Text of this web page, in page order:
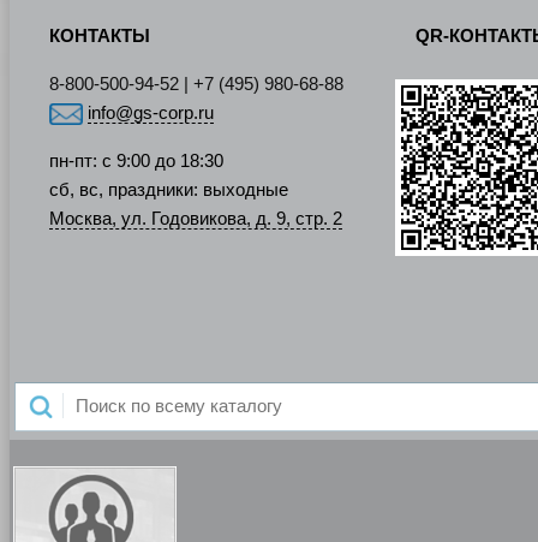
КОНТАКТЫ
8-800-500-94-52 | +7 (495) 980-68-88
info@gs-corp.ru
пн-пт: с 9:00 до 18:30
сб, вс, праздники: выходные
Москва, ул. Годовикова, д. 9, стр. 2
QR-